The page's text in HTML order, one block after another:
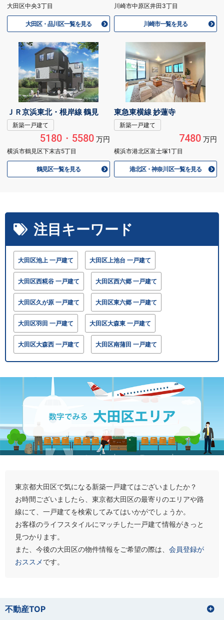
大田区中央3丁目
大田区・品川区一覧を見る
川崎市中原区井田3丁目
川崎市一覧を見る
ＪＲ京浜東北・根岸線 鶴見
新築一戸建て
5180・5580万円
横浜市鶴見区下末吉5丁目
鶴見区一覧を見る
東急東横線 妙蓮寺
新築一戸建て
7480万円
横浜市港北区富士塚1丁目
港北区・神奈川区一覧を見る
注目キーワード
大田区池上 一戸建て 大田区上池台 一戸建て
大田区西糀谷 一戸建て 大田区西六郷 一戸建て
大田区久が原 一戸建て 大田区東六郷 一戸建て
大田区羽田 一戸建て 大田区大森東 一戸建て
大田区大森西 一戸建て 大田区南蒲田 一戸建て
東京都大田区で気になる新築一戸建てはございましたか？
お時間ございましたら、東京都大田区の最寄りのエリアや路
線にて、一戸建てを検索してみてはいかがでしょうか。
お客様のライフスタイルにマッチした一戸建て情報がきっと
見つかります。
また、今後の大田区の物件情報をご希望の際は、 会員登録が
おススメです。
不動産TOP